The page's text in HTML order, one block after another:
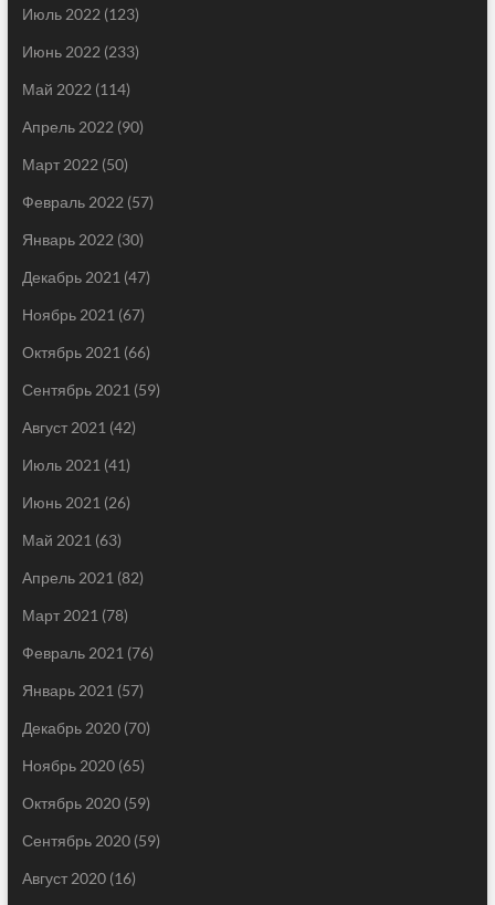
Июль 2022 (123)
Июнь 2022 (233)
Май 2022 (114)
Апрель 2022 (90)
Март 2022 (50)
Февраль 2022 (57)
Январь 2022 (30)
Декабрь 2021 (47)
Ноябрь 2021 (67)
Октябрь 2021 (66)
Сентябрь 2021 (59)
Август 2021 (42)
Июль 2021 (41)
Июнь 2021 (26)
Май 2021 (63)
Апрель 2021 (82)
Март 2021 (78)
Февраль 2021 (76)
Январь 2021 (57)
Декабрь 2020(70)
Ноябрь 2020(65)
Октябрь 2020(59)
Сентябрь 2020(59)
Август 2020(16)